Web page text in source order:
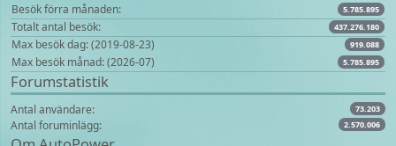
Besök förra månaden: 5.785.895
Totalt antal besök: 437.276.180
Max besök dag: (2019-08-23) 919.088
Max besök månad: (2026-07) 5.785.895
Forumstatistik
Antal användare: 73.203
Antal foruminlägg: 2.570.006